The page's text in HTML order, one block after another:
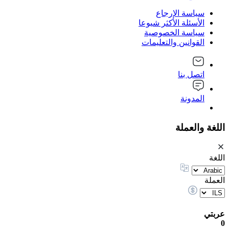
سياسة الإرجاع
الأسئلة الأكثر شيوعا
سياسة الخصوصية
القوانين والتعليمات
اتصل بنا
المدونة
اللغة والعملة
اللغة
العملة
عربتي
0